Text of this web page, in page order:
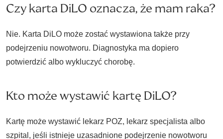
Czy karta DiLO oznacza, że mam raka?
Nie. Karta DiLO może zostać wystawiona także przy
podejrzeniu nowotworu. Diagnostyka ma dopiero
potwierdzić albo wykluczyć chorobę.
Kto może wystawić kartę DiLO?
Kartę może wystawić lekarz POZ, lekarz specjalista albo
szpital, jeśli istnieje uzasadnione podejrzenie nowotworu